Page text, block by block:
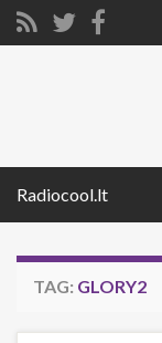
Radiocool.lt
TAG: GLORY2